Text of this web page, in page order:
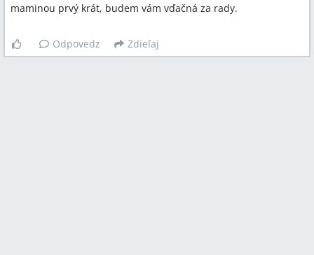
maminou prvý krát, budem vám vďačná za rady.
Odpovedz Zdieľaj